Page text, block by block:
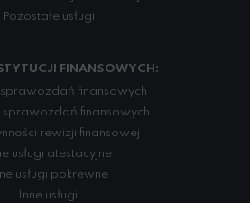
Pozostałe usługi
FINANSOWYCH:
finansowych
sprawozdań finansowych
rewizji finansowej
usługi atestacyjne
usługi pokrewne
Inne usługi